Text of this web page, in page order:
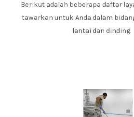
Berikut adalah beberapa daftar
tawarkan untuk Anda dalam
lantai dan dinding.